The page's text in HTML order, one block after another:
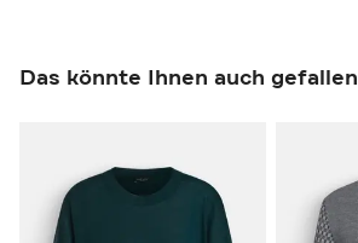
Das könnte Ihnen auch gefallen